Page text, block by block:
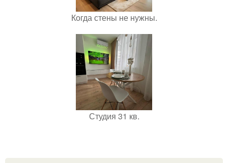
Когда стены не нужны.
Студия 31 кв.